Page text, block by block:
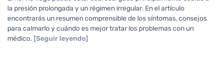
la presión prolongada y un régimen irregular. En el artículo
encontrarás un resumen comprensible de los síntomas, consejos
para calmarlo y cuándo es mejor tratar los problemas con un
médico. [Seguir leyendo]